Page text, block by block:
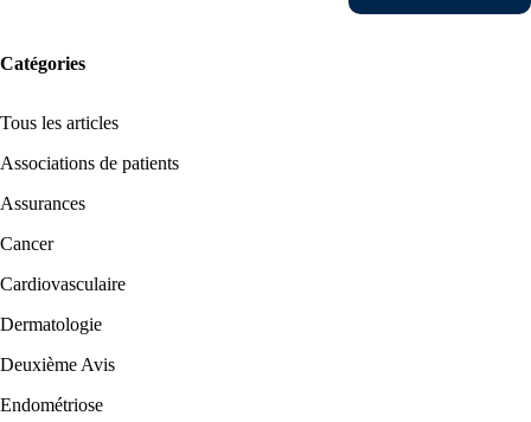
Catégories
Tous les articles
Associations de patients
Assurances
Cancer
Cardiovasculaire
Dermatologie
Deuxième Avis
Endométriose